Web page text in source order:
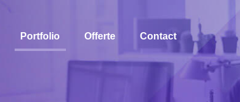
Portfolio Offerte Contact